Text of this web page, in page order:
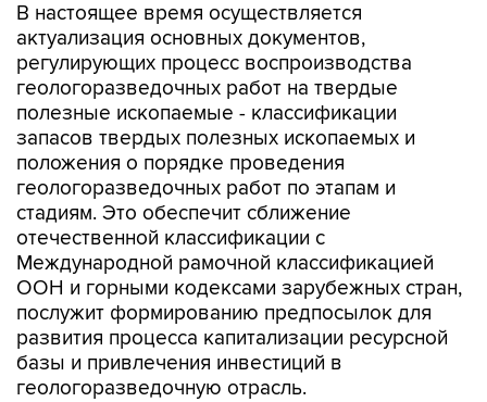
В настоящее время осуществляется
актуализация основных документов,
регулирующих процесс воспроизводства
геологоразведочных работ на твердые
полезные ископаемые - классификации
запасов твердых полезных ископаемых и
положения о порядке проведения
геологоразведочных работ по этапам и
стадиям. Это обеспечит сближение
отечественной классификации с
Международной рамочной классификацией
ООН и горными кодексами зарубежных стран,
послужит формированию предпосылок для
развития процесса капитализации ресурсной
базы и привлечения инвестиций в
геологоразведочную отрасль.